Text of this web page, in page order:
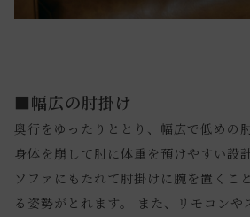
■幅広の肘掛け
奥行をゆったりととり、幅広で低めの
身体を崩して肘に体重を預けやすい設計
ソファにもたれて肘掛けに腕を置くこ
る姿勢がとれます。 また、リモコンや